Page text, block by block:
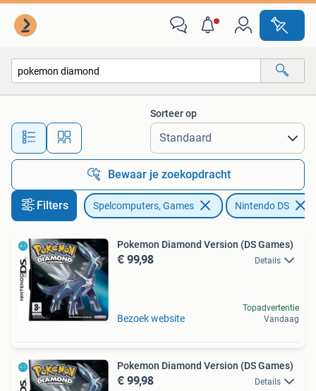
Alle afstanden…
Sorteer op
Bewaar je zoekopdracht
Filters Spelcomputers, Games Nintendo DS
Pokemon Diamond Version (DS Games)
€ 99,98 Details
Bezoek website
Topadvertentie
Vandaag
Pokemon Diamond Version (DS Games)
€ 99,98 Details